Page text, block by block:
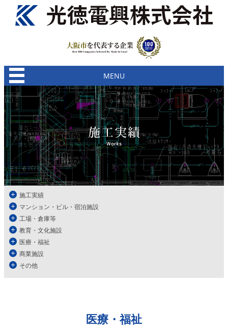
MENU
施工実績
マンション・ビル・宿泊施設
工場・倉庫等
教育・文化施設
医療・福祉
商業施設
その他
医療・福祉